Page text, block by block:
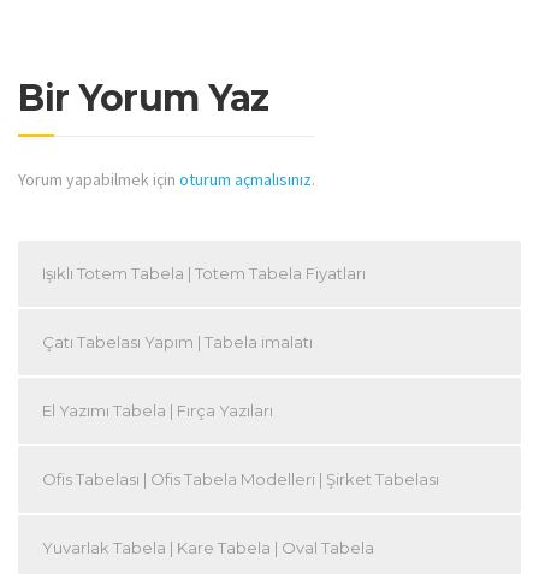
Bir Yorum Yaz
Yorum yapabilmek için oturum açmalısınız.
Işıklı Totem Tabela | Totem Tabela Fiyatları
Çatı Tabelası Yapım | Tabela imalatı
El Yazımı Tabela | Fırça Yazıları
Ofis Tabelası | Ofis Tabela Modelleri | Şirket Tabelası
Yuvarlak Tabela | Kare Tabela | Oval Tabela